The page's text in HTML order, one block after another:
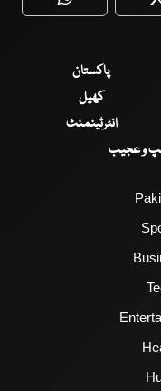
WhatsApp
پاکستان
کھیل
انٹرٹینمنٹ
و عجیب